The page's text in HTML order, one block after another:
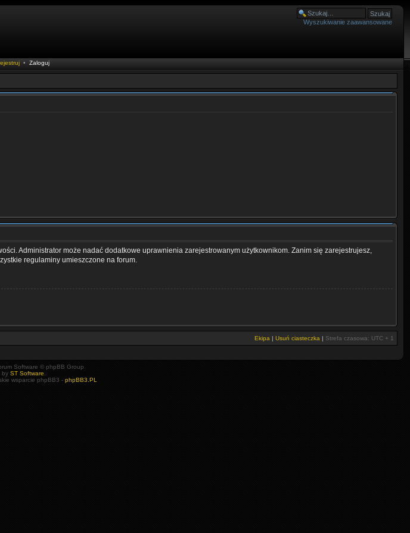
Wyszukiwanie zaawansowane
• Zaloguj
Administrator może nadać dodatkowe uprawnienia zarejestrowanym użytkownikom. Zanim się zarejestrujesz,
regulaminy umieszczone na forum.
Ekipa | Usuń ciasteczka | Strefa czasowa: UTC + 1
Software © phpBB Group
by ST Software
wsparcie phpBB3 - phpBB3.PL